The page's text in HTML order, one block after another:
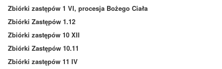
Zbiórki zastępów 1 VI, procesja Bożego Ciała
Zbiórki Zastępów 1.12
Zbiórki zastępów 10 XII
Zbiórki Zastępów 10.11
Zbiórki zastępów 11 IV